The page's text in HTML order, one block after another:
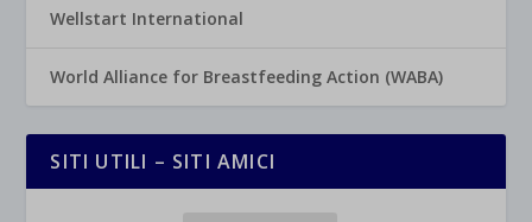
Wellstart International
World Alliance for Breastfeeding Action (WABA)
SITI UTILI – SITI AMICI